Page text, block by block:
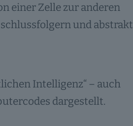
einer Zelle zur anderen
und abstrakt
Intelligenz“ – auch
dargestellt.